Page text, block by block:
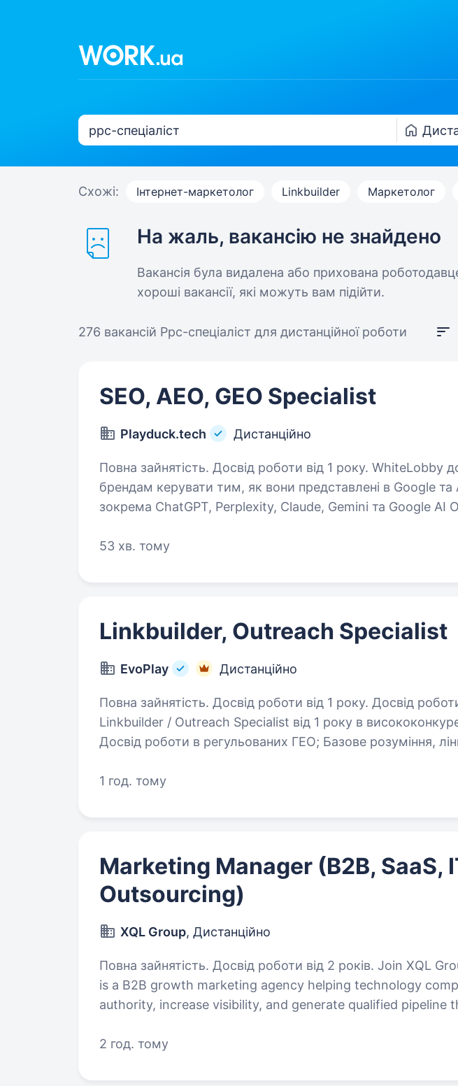
Схожі: Інтернет-маркетолог Linkbuilder Маркетолог
На жаль, вакансію не знайдено
Вакансія була видалена або прихована
хороші вакансії, які можуть вам підійти.
276 вакансій Ppc-спеціаліст для дистанційної роботи
SEO, AEO, GEO Specialist
Playduck.tech Дистанційно
Повна зайнятість. Досвід роботи від 1 року. WhiteLobby допомагає iGaming-
брендам керувати тим, як вони представлені в Google
зокрема ChatGPT, Perplexity, Claude, Gemini та Google AI
53 хв. тому
Linkbuilder, Outreach Specialist
EvoPlay Дистанційно
Повна зайнятість. Досвід роботи від 1 року. Досвід роботи на позиції
Linkbuilder / Outreach Specialist від 1 року в
Досвід роботи в регульованих ГЕО; Базове розуміння, лінкбілдинг
1 год. тому
Marketing Manager (B2B, SaaS,
Outsourcing)
XQL Group, Дистанційно
Повна зайнятість. Досвід роботи від 2 років. Join XQL Group XQL Group
is a B2B growth marketing agency helping technology
authority, increase visibility, and generate qualified pipeline
2 год. тому